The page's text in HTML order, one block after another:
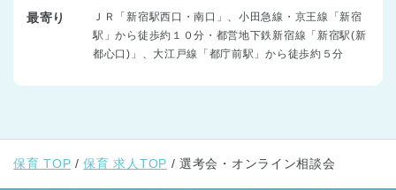
最寄り
ＪＲ「新宿駅西口・南口」、小田急線・京王線「新宿
駅」から徒歩約１０分・都営地下鉄新宿線「新宿駅(新
都心口)」、大江戸線「都庁前駅」から徒歩約５分
保育 TOP 保育 求人TOP 選考会・オンライン相談会